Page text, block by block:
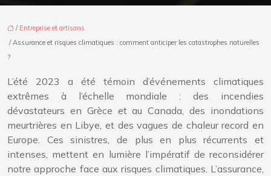
/ Entreprise et artisans
/ Assurance et risques climatiques : comment anticiper les catastrophes naturelles
?
L’été 2023 a été témoin d’événements climatiques
extrêmes à l’échelle mondiale : des incendies
dévastateurs en Grèce et au Canada, des inondations
meurtrières en Libye, et des vagues de chaleur record en
Europe. Ces sinistres, de plus en plus récurrents et
intenses, mettent en lumière l’impératif de reconsidérer
notre approche face aux risques climatiques. L’assurance,